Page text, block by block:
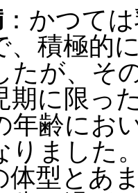
：かつて
、積極的
たが、そ
期に限っ
年齢にお
りました
体型とあ